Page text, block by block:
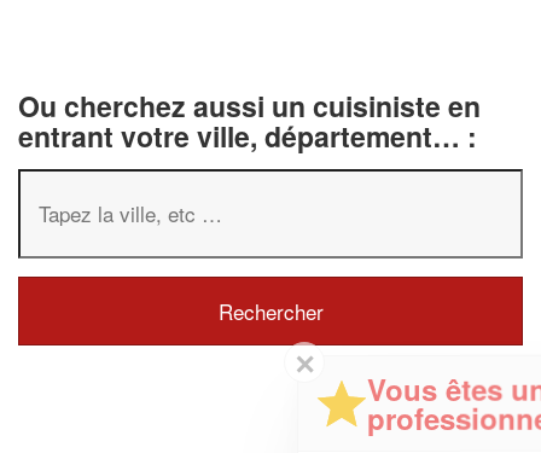
Ou cherchez aussi un cuisiniste en
entrant votre ville, département… :
Vous êtes un
professionnel ?